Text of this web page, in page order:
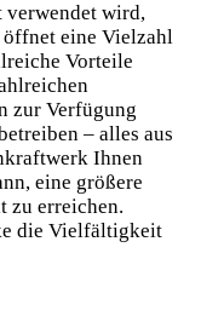
verwendet wird,‌
eine Vielzahl
Vorteile⁣
zur Verfügung
– alles aus
Ihnen
eine größere
zu⁣ erreichen.